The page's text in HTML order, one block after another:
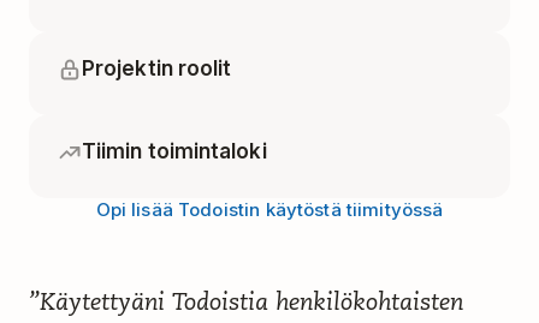
Projektin roolit
Tiimin toimintaloki
Opi lisää Todoistin käytöstä tiimityössä
”Käytettyäni Todoistia henkilökohtaisten